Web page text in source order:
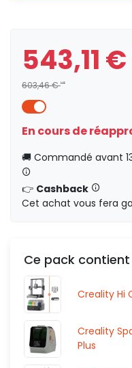
543,11 €
603,46 €HT
En cours de
🚚 Commandé avant
👉 Cashback
Cet achat vous fera
Ce pack contient
Creality Hi
Creality
Plus